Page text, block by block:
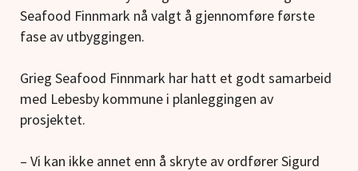
Seafood Finnmark nå valgt å gjennomføre første
fase av utbyggingen.
Grieg Seafood Finnmark har hatt et godt samarbeid
med Lebesby kommune i planleggingen av
prosjektet.
– Vi kan ikke annet enn å skryte av ordfører Sigurd